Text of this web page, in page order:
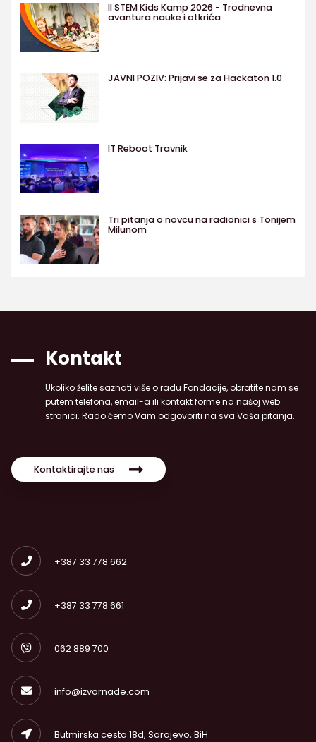
II STEM Kids Kamp 2026 - Trodnevna
avantura nauke i otkrića
JAVNI POZIV: Prijavi se za Hackaton 1.0
IT Reboot Travnik
Tri pitanja o novcu na radionici s Tonijem
Milunom
Kontakt
Ukoliko želite saznati više o radu Fondacije, obratite nam se
putem telefona, email-a ili kontakt forme na našoj web
stranici. Rado ćemo Vam odgovoriti na sva Vaša pitanja.
Kontaktirajte nas
+387 33 778 662
+387 33 778 661
062 889 700
info@izvornade.com
Butmirska cesta 18d, Sarajevo, BiH